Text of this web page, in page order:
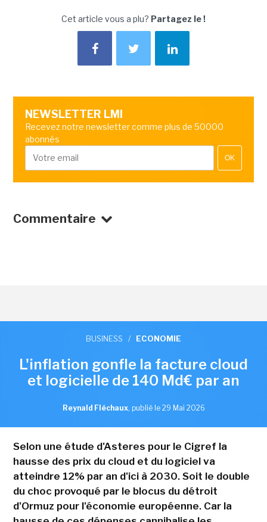
Cet article vous a plu? Partagez le !
NEWSLETTER LMI
Recevez notre newsletter comme plus de 50000
abonnés
OK
Commentaire
BUSINESS / ECONOMIE
L'inflation gonfle la facture cloud
et logicielle de 140 Md€ par an
Reynald Fléchaux, publié le 29 Mai 2026
Selon une étude d'Asteres pour le Cigref la
hausse des prix du cloud et du logiciel va
atteindre 12% par an d'ici à 2030. Soit le double
du choc provoqué par le blocus du détroit
d'Ormuz pour l'économie européenne. Car la